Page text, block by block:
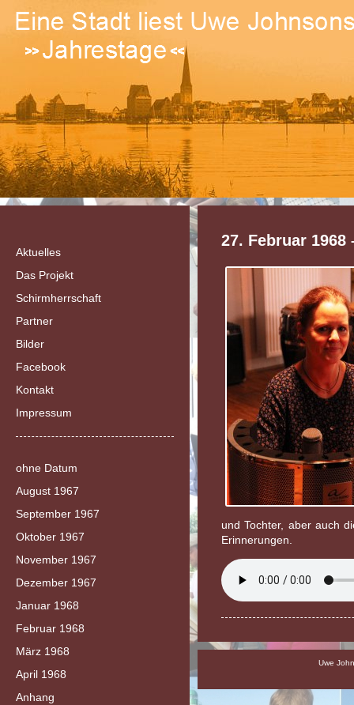
27. Februar
und Tochter, aber auch
Erinnerungen.
Aktuelles
Das Projekt
Schirmherrschaft
Partner
Bilder
Facebook
Kontakt
Impressum
ohne Datum
August 1967
September 1967
Oktober 1967
November 1967
Dezember 1967
Januar 1968
Februar 1968
März 1968
April 1968
Anhang
Uwe